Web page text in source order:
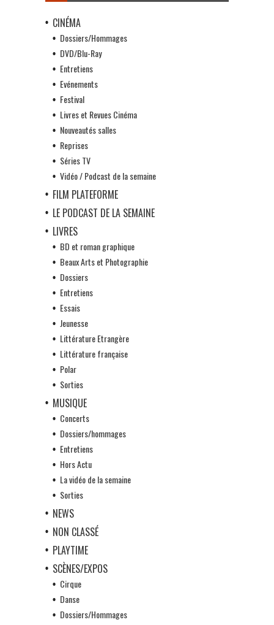
CINÉMA
Dossiers/Hommages
DVD/Blu-Ray
Entretiens
Evénements
Festival
Livres et Revues Cinéma
Nouveautés salles
Reprises
Séries TV
Vidéo / Podcast de la semaine
FILM PLATEFORME
LE PODCAST DE LA SEMAINE
LIVRES
BD et roman graphique
Beaux Arts et Photographie
Dossiers
Entretiens
Essais
Jeunesse
Littérature Etrangère
Littérature française
Polar
Sorties
MUSIQUE
Concerts
Dossiers/hommages
Entretiens
Hors Actu
La vidéo de la semaine
Sorties
NEWS
NON CLASSÉ
PLAYTIME
SCÈNES/EXPOS
Cirque
Danse
Dossiers/Hommages